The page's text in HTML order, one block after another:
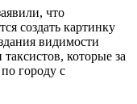
что
создать картинку
видимости
которые за
городу с